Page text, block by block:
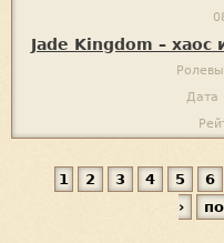
Jade Kingdom – хаос
Дата
1 2 3 4 5 6
›